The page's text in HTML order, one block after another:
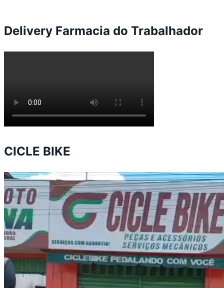
Delivery Farmacia do Trabalhador
CICLE BIKE